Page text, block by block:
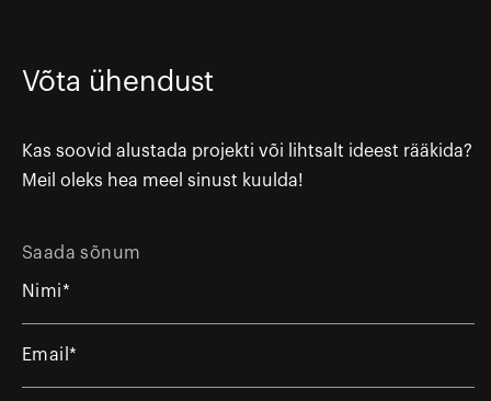
Võta ühendust
Kas soovid alustada projekti või lihtsalt ideest rääkida?
Meil oleks hea meel sinust kuulda!
Saada sõnum